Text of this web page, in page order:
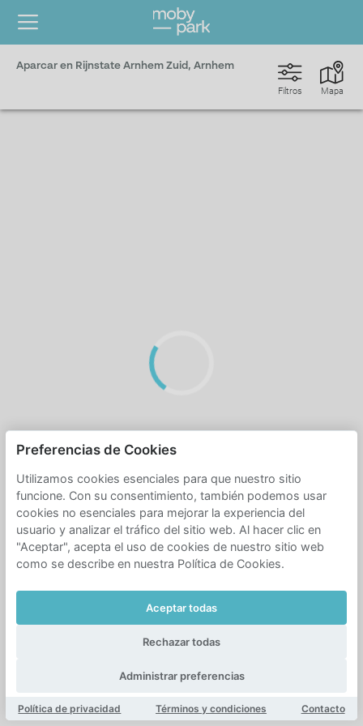
Aparcar en Rijnstate Arnhem Zuid, Arnhem
Mapa
Filtros
Preferencias de Cookies
Utilizamos cookies esenciales para que nuestro sitio
funcione. Con su consentimiento, también podemos usar
cookies no esenciales para mejorar la experiencia del
usuario y analizar el tráfico del sitio web. Al hacer clic en
"Aceptar", acepta el uso de cookies de nuestro sitio web
como se describe en nuestra Política de Cookies.
Aceptar todas
Rechazar todas
Administrar preferencias
Política de privacidad Términos y condiciones Contacto